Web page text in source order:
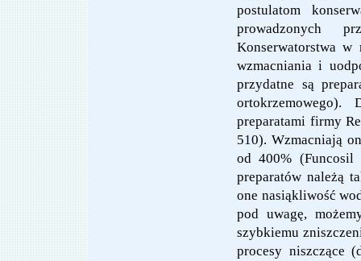
postulatom
prowadzonych
Konserwatorstwa w
wzmacniania i
przydatne są
preparatami firmy
510). Wzmacniają
od 400%
preparatów należą
one nasiąkliwość
pod uwagę,
szybkiemu
procesy niszczące